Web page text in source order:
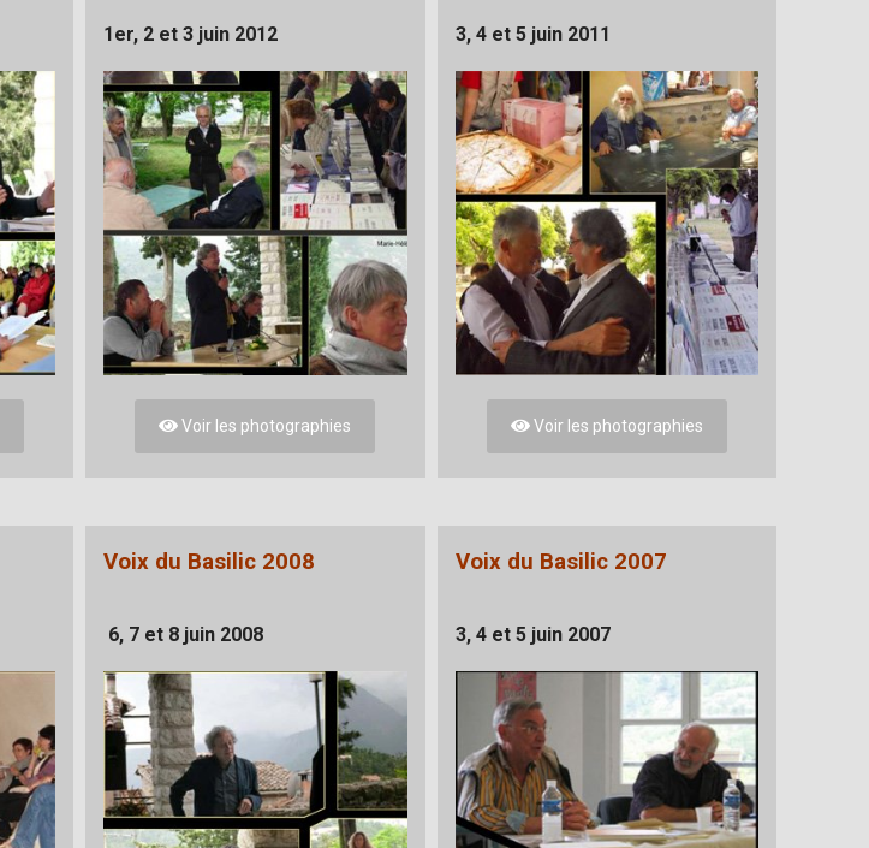
1er, 2 et 3 juin 2012
Voir les photographies
3, 4 et 5 juin 2011
Voir les photographies
Voix du Basilic 2008
6, 7 et 8 juin 2008
Voix du Basilic 2007
3, 4 et 5 juin 2007